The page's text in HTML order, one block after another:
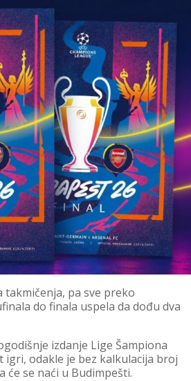
pa sve preko
do finala uspela da dođu dva
izdanje Lige Šampiona
odakle je bez kalkulacija broj
će se naći u Budimpešti.